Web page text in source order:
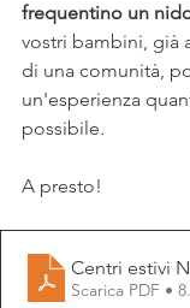
frequentino un
vostri bambini, già
di una comunità,
un'esperienza
possibile.
A presto!
Centri estivi
Scarica PDF •